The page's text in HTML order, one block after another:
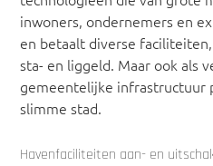
inwoners, ondernemers en
en betaalt diverse
sta- en liggeld. Maar ook als
gemeentelijke infrastructuur
slimme stad.
Havenfaciliteiten aan- en